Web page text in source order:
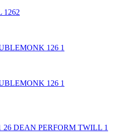
1262
126 1
126 1
DEAN PERFORM TWILL 1